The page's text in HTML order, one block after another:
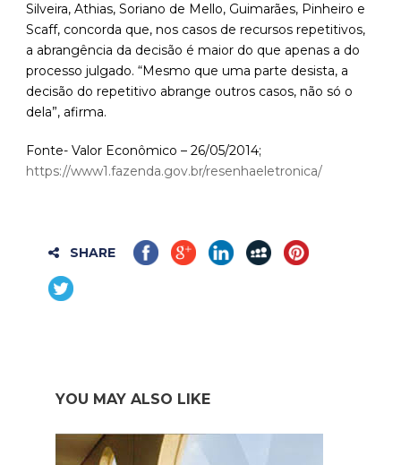
Silveira, Athias, Soriano de Mello, Guimarães, Pinheiro e
Scaff, concorda que, nos casos de recursos repetitivos,
a abrangência da decisão é maior do que apenas a do
processo julgado. “Mesmo que uma parte desista, a
decisão do repetitivo abrange outros casos, não só o
dela”, afirma.
Fonte- Valor Econômico – 26/05/2014;
https://www1.fazenda.gov.br/resenhaeletronica/
SHARE
YOU MAY ALSO LIKE